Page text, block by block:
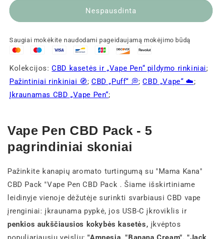
Nespausdinta
Saugiai mokėkite naudodami pageidaujamą mokėjimo būdą
Kolekcijos:CBD kasetės ir „Vape Pen“ pildymo rinkiniai;
Pažintiniai rinkiniai 🧭;CBD „Puff“ 💭;CBD „Vape“ ☁️;
Įkraunamas CBD „Vape Pen“;
Vape Pen CBD Pack - 5
pagrindiniai skoniai
Pažinkite kanapių aromato turtingumą su "Mama Kana"
CBD Pack "Vape Pen CBD Pack . Šiame išskirtiniame
leidinyje vienoje dėžutėje surinkti svarbiausi CBD vape
įrenginiai: įkraunama pypkė, jos USB-C įkroviklis ir
penkios aukščiausios kokybės kasetės, įkvėptos